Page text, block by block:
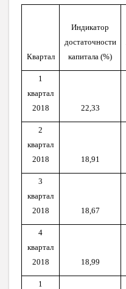
Квартал
Индикатор
достаточности
капитала (%)
1
квартал
2018
22, 33
2
квартал
2018
18, 91
3
квартал
2018
18, 67
4
квартал
2018
1 8 ,99
1